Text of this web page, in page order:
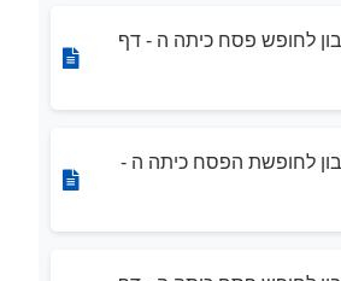
לחופש פסח כיתה ה - דף
לחופשת הפסח כיתה ה -